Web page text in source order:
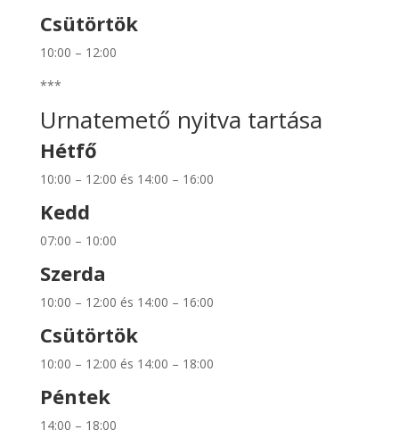
Csütörtök
10:00 – 12:00
***
Urnatemető nyitva tartása
Hétfő
10:00 – 12:00 és 14:00 – 16:00
Kedd
07:00 – 10:00
Szerda
10:00 – 12:00 és 14:00 – 16:00
Csütörtök
10:00 – 12:00 és 14:00 – 18:00
Péntek
14:00 – 18:00